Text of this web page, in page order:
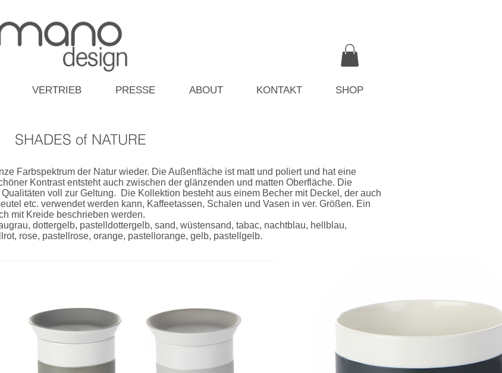
VERTRIEB PRESSE ABOUT KONTAKT SHOP
SHADES of NATURE
Farbspektrum der Natur wieder. Die Außenfläche ist matt und poliert und hat eine
Kontrast entsteht auch zwischen der glänzenden und matten Oberfläche. Die
voll zur Geltung. Die Kollektion besteht aus einem Becher mit Deckel, der auch
etc. verwendet werden kann, Kaffeetassen, Schalen und Vasen in ver. Größen. Ein
mit Kreide beschrieben werden.
dottergelb, pastelldottergelb, sand, wüstensand, tabac, nachtblau, hellblau,
rose, pastellrose, orange, pastellorange, gelb, pastellgelb.